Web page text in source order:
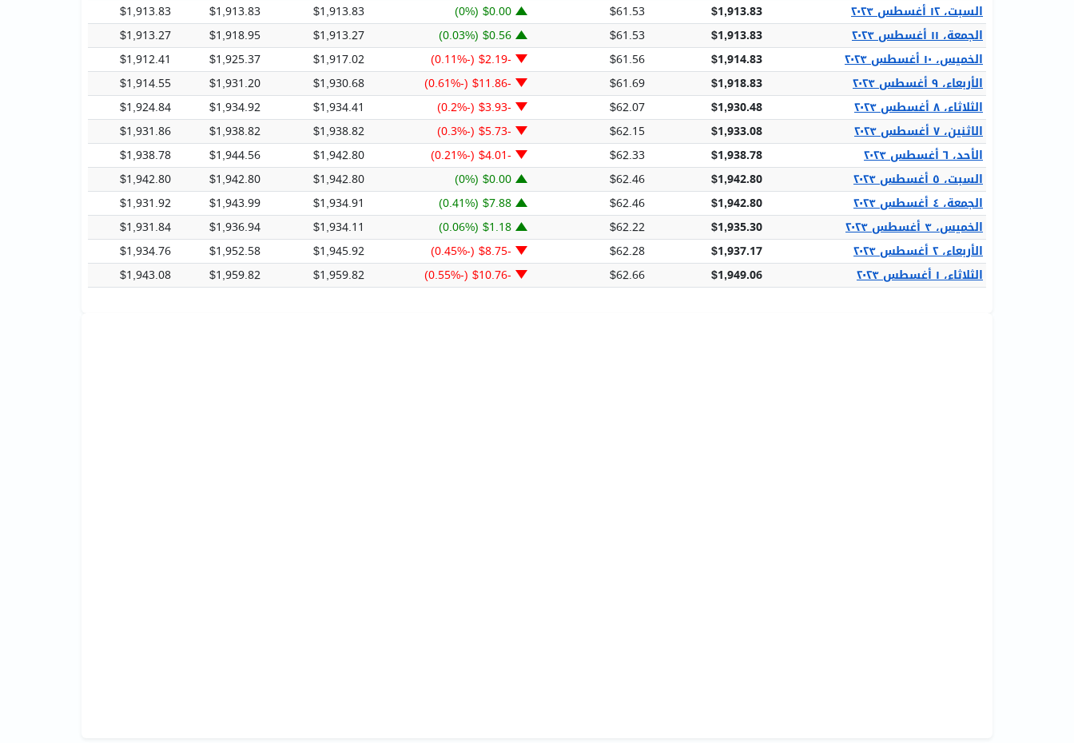
السبت، ١٢ أغسطس ٢٠٢٣
$1,913.83
$61.53
$1,913.83
$1,913.83
$1,913.83
الجمعة، ١١ أغسطس ٢٠٢٣
$1,913.83
$61.53
$1,913.27
$1,918.95
$1,913.27
الخميس، ١٠ أغسطس ٢٠٢٣
$1,914.83
$61.56
-$2.19 (-0.11%)
$1,917.02
$1,925.37
$1,912.41
الأربعاء، ٩ أغسطس ٢٠٢٣
$1,918.83
$61.69
-$11.86 (-0.61%)
$1,930.68
$1,931.20
$1,914.55
الثلاثاء، ٨ أغسطس ٢٠٢٣
$1,930.48
$62.07
-$3.93 (-0.2%)
$1,934.41
$1,934.92
$1,924.84
الاثنين، ٧ أغسطس ٢٠٢٣
$1,933.08
$62.15
-$5.73 (-0.3%)
$1,938.82
$1,938.82
$1,931.86
الأحد، ٦ أغسطس ٢٠٢٣
$1,938.78
$62.33
-$4.01 (-0.21%)
$1,942.80
$1,944.56
$1,938.78
السبت، ٥ أغسطس ٢٠٢٣
$1,942.80
$62.46
$1,942.80
$1,942.80
$1,942.80
الجمعة، ٤ أغسطس ٢٠٢٣
$1,942.80
$62.46
$1,934.91
$1,943.99
$1,931.92
الخميس، ٣ أغسطس ٢٠٢٣
$1,935.30
$62.22
$1,934.11
$1,936.94
$1,931.84
الأربعاء، ٢ أغسطس ٢٠٢٣
$1,937.17
$62.28
-$8.75 (-0.45%)
$1,945.92
$1,952.58
$1,934.76
الثلاثاء، ١ أغسطس ٢٠٢٣
$1,949.06
$62.66
-$10.76 (-0.55%)
$1,959.82
$1,959.82
$1,943.08